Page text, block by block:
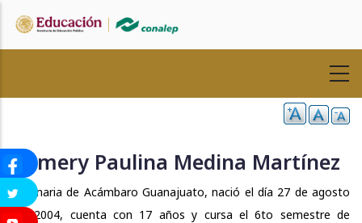
Osmery Paulina Medina Martínez
Originaria de Acámbaro Guanajuato, nació el día 27 de agosto
del 2004, cuenta con 17 años y cursa el 6to semestre de